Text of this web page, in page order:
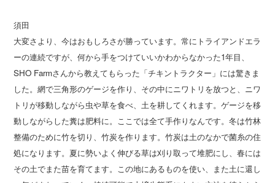
須田
大変さより、今はおもしろさが勝っています。常にトライアンドエラ
ーの連続ですが、何から手をつけていいかわからなかった1年目、
SHO Farmさんから教えてもらった「チキントラクター」には驚きま
した。網で三角形のゲージを作り、その中にニワトリを放つと、ニワ
トリが移動しながら虫や草を食べ、土を耕してくれます。ゲージを移
動しながらした糞は肥料に。ここでは全て手作りなんです。冬は竹林
整備のために竹を切り、竹炭を作ります。竹炭は土のなかで菌糸の住
処になります。夏に勢いよく伸びる草は刈り取って堆肥にし、春には
その土でまた苗を育てます。この地にあるものを使い、また土に還し